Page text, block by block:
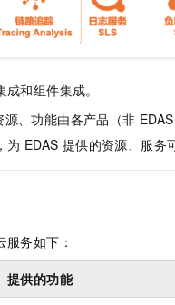
和组件集成。
、功能由各产品（非 EDAS
为 EDAS 提供的资源、服务
务如下：
提供的功能